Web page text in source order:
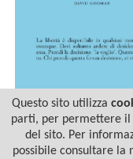
IL FUOCO DELLA
Questo sito utilizza
parti, per permettere
del sito. Per
possibile consultare la